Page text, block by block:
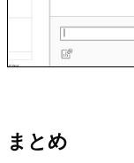
まとめ